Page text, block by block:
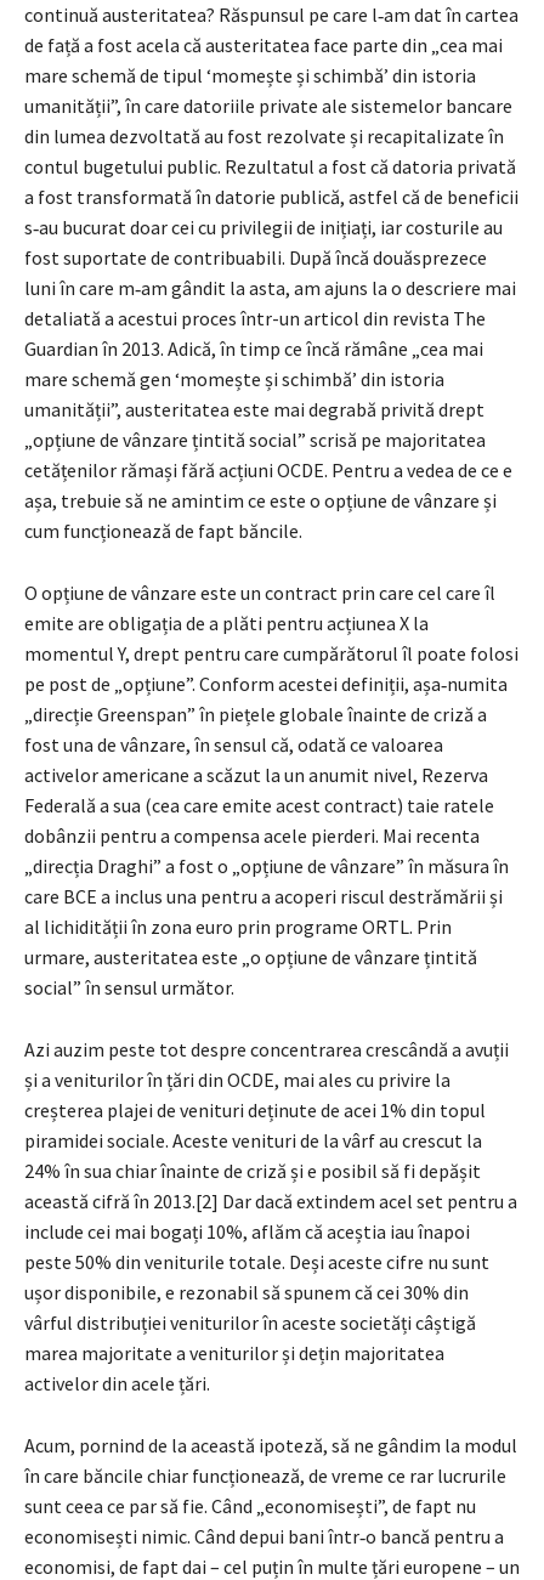
continuă austeritatea? Răspunsul pe care l‑am dat în cartea
de față a fost acela că austeritatea face parte din „cea mai
mare schemă de tipul ‘momește și schimbă’ din istoria
umanității”, în care datoriile private ale sistemelor bancare
din lumea dezvoltată au fost rezolvate și recapitalizate în
contul bugetului public. Rezultatul a fost că datoria privată
a fost transformată în datorie publică, astfel că de beneficii
s‑au bucurat doar cei cu privilegii de inițiați, iar costurile au
fost suportate de contribuabili. După încă douăsprezece
luni în care m‑am gândit la asta, am ajuns la o descriere mai
detaliată a acestui proces într-un articol din revista The
Guardian în 2013. Adică, în timp ce încă rămâne „cea mai
mare schemă gen ‘momește și schimbă’ din istoria
umanității”, austeritatea este mai degrabă privită drept
„opțiune de vânzare țintită social” scrisă pe majoritatea
cetățenilor rămași fără acțiuni OCDE. Pentru a vedea de ce e
așa, trebuie să ne amintim ce este o opțiune de vânzare și
cum funcționează de fapt băncile.
O opțiune de vânzare este un contract prin care cel care îl
emite are obligația de a plăti pentru acțiunea X la
momentul Y, drept pentru care cumpărătorul îl poate folosi
pe post de „opțiune”. Conform acestei definiții, așa‑numita
„direcție Greenspan” în piețele globale înainte de criză a
fost una de vânzare, în sensul că, odată ce valoarea
activelor americane a scăzut la un anumit nivel, Rezerva
Federală a sua (cea care emite acest contract) taie ratele
dobânzii pentru a compensa acele pierderi. Mai recenta
„direcția Draghi” a fost o „opțiune de vânzare” în măsura în
care BCE a inclus una pentru a acoperi riscul destrămării și
al lichidității în zona euro prin programe ORTL. Prin
urmare, austeritatea este „o opțiune de vânzare țintită
social” în sensul următor.
Azi auzim peste tot despre concentrarea crescândă a avuții
și a veniturilor în țări din OCDE, mai ales cu privire la
creșterea plajei de venituri deținute de acei 1% din topul
piramidei sociale. Aceste venituri de la vârf au crescut la
24% în sua chiar înainte de criză și e posibil să fi depășit
această cifră în 2013.[2] Dar dacă extindem acel set pentru a
include cei mai bogați 10%, aflăm că aceștia iau înapoi
peste 50% din veniturile totale. Deși aceste cifre nu sunt
ușor disponibile, e rezonabil să spunem că cei 30% din
vârful distribuției veniturilor în aceste societăți câștigă
marea majoritate a veniturilor și dețin majoritatea
activelor din acele țări.
Acum, pornind de la această ipoteză, să ne gândim la modul
în care băncile chiar funcționează, de vreme ce rar lucrurile
sunt ceea ce par să fie. Când „economisești”, de fapt nu
economisești nimic. Când depui bani într‑o bancă pentru a
economisi, de fapt dai – cel puțin în multe țări europene – un